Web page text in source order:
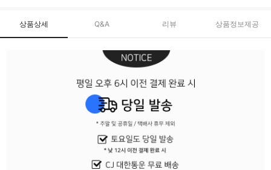
상품상세 Q&A 리뷰 상품정보제공